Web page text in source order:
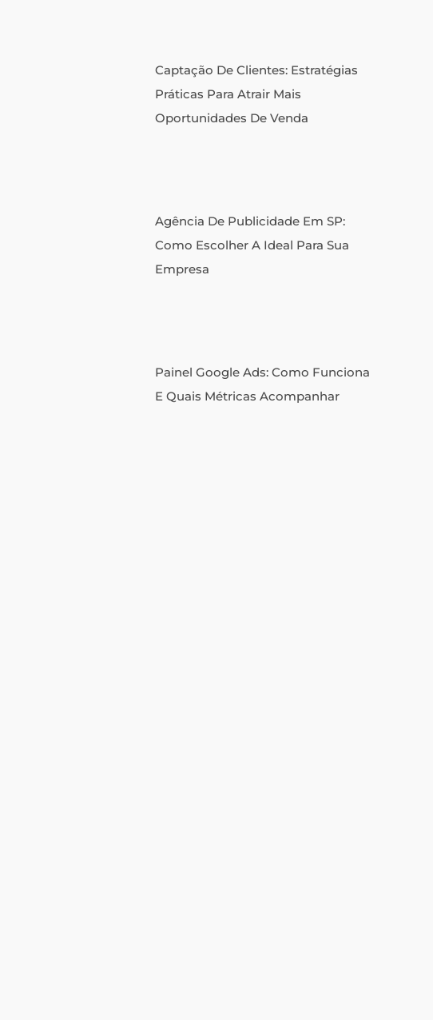
Captação De Clientes: Estratégias
Práticas Para Atrair Mais
Oportunidades De Venda
Agência De Publicidade Em SP:
Como Escolher A Ideal Para Sua
Empresa
Painel Google Ads: Como Funciona
E Quais Métricas Acompanhar